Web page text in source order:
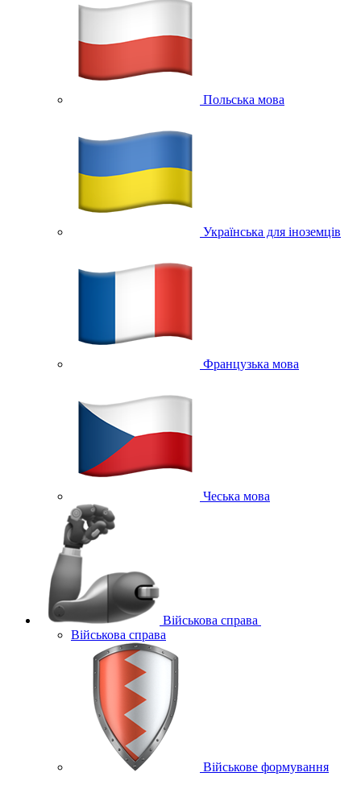
Польська мова
Українська для іноземців
Французька мова
Чеська мова
Військова справа
Військова справа
Військове формування